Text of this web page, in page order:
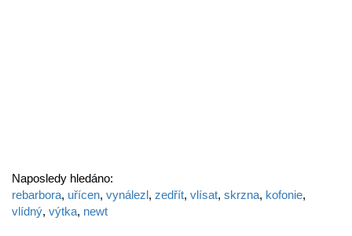
Naposledy hledáno:
rebarbora, uřícen, vynálezl, zedřít, vlísat, skrzna, kofonie,
vlídný, výtka, newt